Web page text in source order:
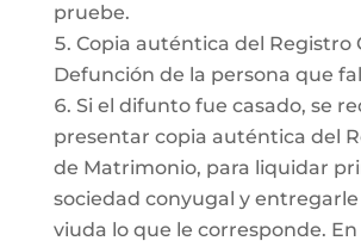
pruebe.
Copia auténtica del Registro
Defunción de la persona que
Si el difunto fue casado, se
presentar copia auténtica del
de Matrimonio, para liquidar
sociedad conyugal y
viuda lo que le corresponde. En